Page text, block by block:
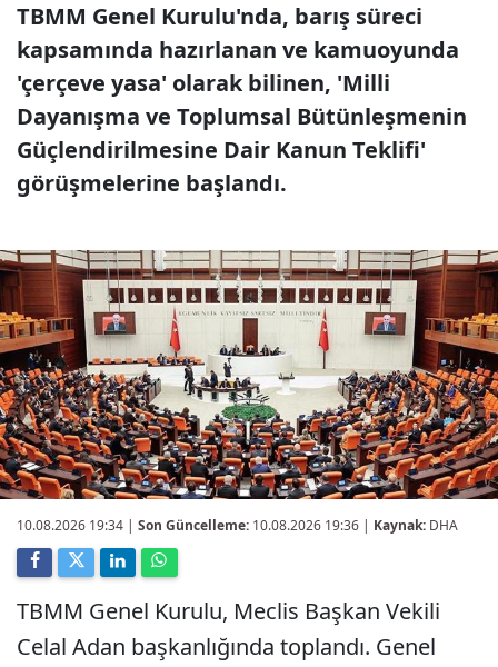
TBMM Genel Kurulu'nda, barış süreci
kapsamında hazırlanan ve kamuoyunda
'çerçeve yasa' olarak bilinen, 'Milli
Dayanışma ve Toplumsal Bütünleşmenin
Güçlendirilmesine Dair Kanun Teklifi'
görüşmelerine başlandı.
10.08.2026 19:34 | Son Güncelleme: 10.08.2026 19:36 | Kaynak: DHA
TBMM Genel Kurulu, Meclis Başkan Vekili
Celal Adan başkanlığında toplandı. Genel